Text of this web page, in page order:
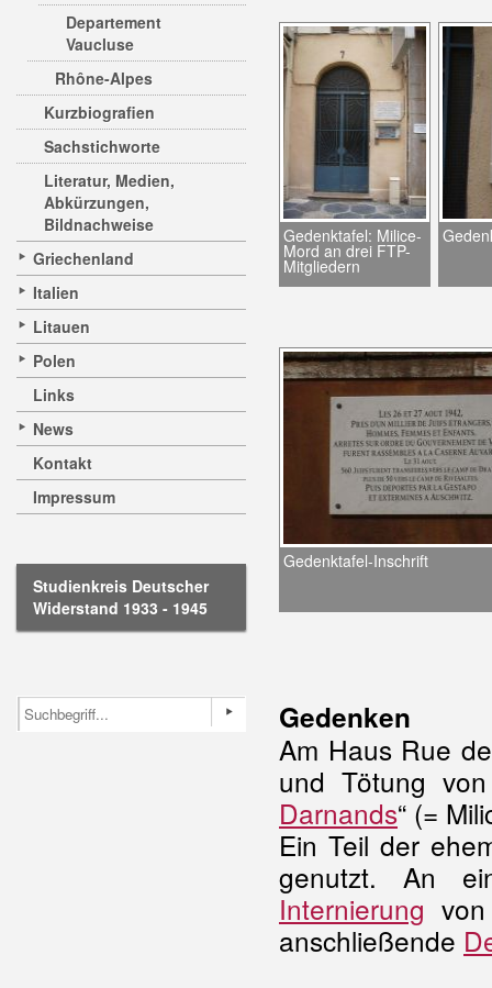
Departement
Vaucluse
Rhône-Alpes
Kurzbiografien
Sachstichworte
Literatur, Medien,
Abkürzungen,
Bildnachweise
Griechenland
Italien
Litauen
Polen
Links
News
Kontakt
Impressum
Studienkreis Deutscher
Widerstand 1933 - 1945
Gedenktafel: Milice-
Mord an drei FTP-
Mitgliedern
Gedenktafel-Inschrift
Gedenken
Am Haus Rue
und Tötung
Darnands“ (=
Ein Teil der
genutzt. An
Internierung
anschließende